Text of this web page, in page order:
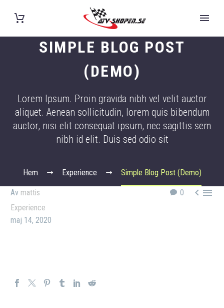
SIMPLE BLOG POST
(DEMO)
Lorem Ipsum. Proin gravida nibh vel velit auctor
aliquet. Aenean sollicitudin, lorem quis bibendum
auctor, nisi elit consequat ipsum, nec sagittis sem
nibh id elit. Duis sed odio sit
Hem Experience Simple Blog Post (Demo)
0  
Av mattis
Experience
maj 14, 2020